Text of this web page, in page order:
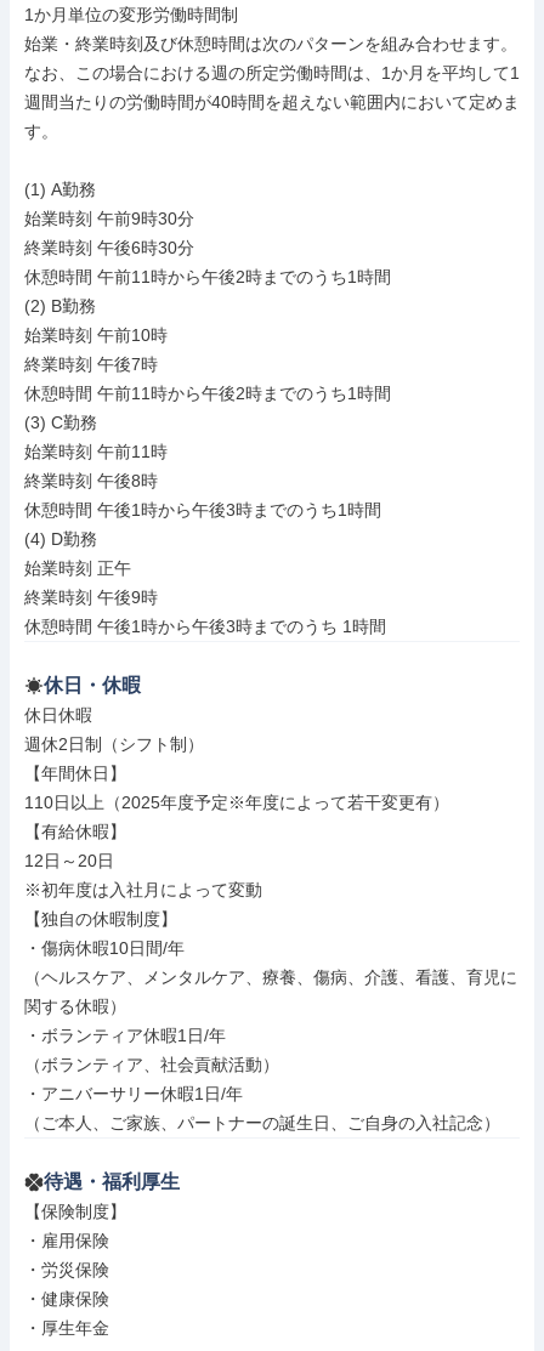
1か月単位の変形労働時間制
始業・終業時刻及び休憩時間は次のパターンを組み合わせます。
なお、この場合における週の所定労働時間は、1か月を平均して1
週間当たりの労働時間が40時間を超えない範囲内において定めま
す。
(1) A勤務
始業時刻 午前9時30分
終業時刻 午後6時30分
休憩時間 午前11時から午後2時までのうち1時間
(2) B勤務
始業時刻 午前10時
終業時刻 午後7時
休憩時間 午前11時から午後2時までのうち1時間
(3) C勤務
始業時刻 午前11時
終業時刻 午後8時
休憩時間 午後1時から午後3時までのうち1時間
(4) D勤務
始業時刻 正午
終業時刻 午後9時
休憩時間 午後1時から午後3時までのうち 1時間
休日・休暇
休日休暇
週休2日制（シフト制）
【年間休日】
110日以上（2025年度予定※年度によって若干変更有）
【有給休暇】
12日～20日
※初年度は入社月によって変動
【独自の休暇制度】
・傷病休暇10日間/年
（ヘルスケア、メンタルケア、療養、傷病、介護、看護、育児に
関する休暇）
・ボランティア休暇1日/年
（ボランティア、社会貢献活動）
・アニバーサリー休暇1日/年
（ご本人、ご家族、パートナーの誕生日、ご自身の入社記念）
待遇・福利厚生
【保険制度】
・雇用保険
・労災保険
・健康保険
・厚生年金